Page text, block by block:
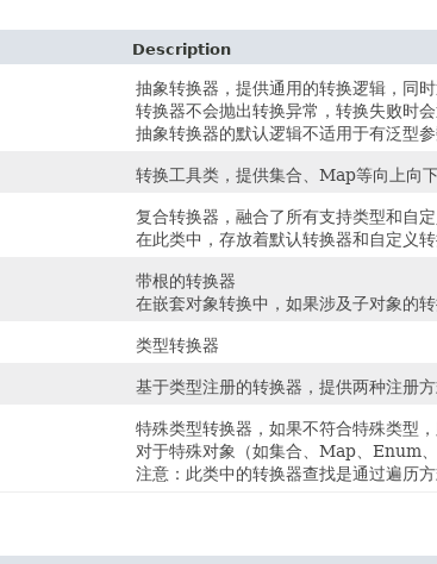
Description
抽象转换器，提供通用的转换逻辑，
转换器不会抛出转换异常，转换失败时
抽象转换器的默认逻辑不适用于有泛型
转换工具类，提供集合、Map等向上向
复合转换器，融合了所有支持类型和自
在此类中，存放着默认转换器和自定义
带根的转换器
在嵌套对象转换中，如果涉及子对象的
类型转换器
基于类型注册的转换器，提供两种注册
特殊类型转换器，如果不符合特殊类型
对于特殊对象（如集合、Map、Enum
注意：此类中的转换器查找是通过遍历